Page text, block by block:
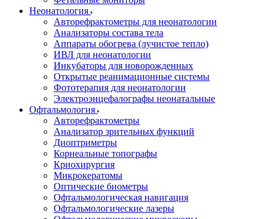
Неонатология
Авторефрактометры для неонатологии
Анализаторы состава тела
Аппараты обогрева (лучистое тепло)
ИВЛ для неонатологии
Инкубаторы для новорожденных
Открытые реанимационные системы
Фототерапия для неонатологии
Электроэнцефалографы неонатальные
Офтальмология
Авторефрактометры
Анализатор зрительных функций
Диоптриметры
Корнеальные топографы
Криохирургия
Микрокератомы
Оптические биометры
Офтальмологическая навигация
Офтальмологические лазеры